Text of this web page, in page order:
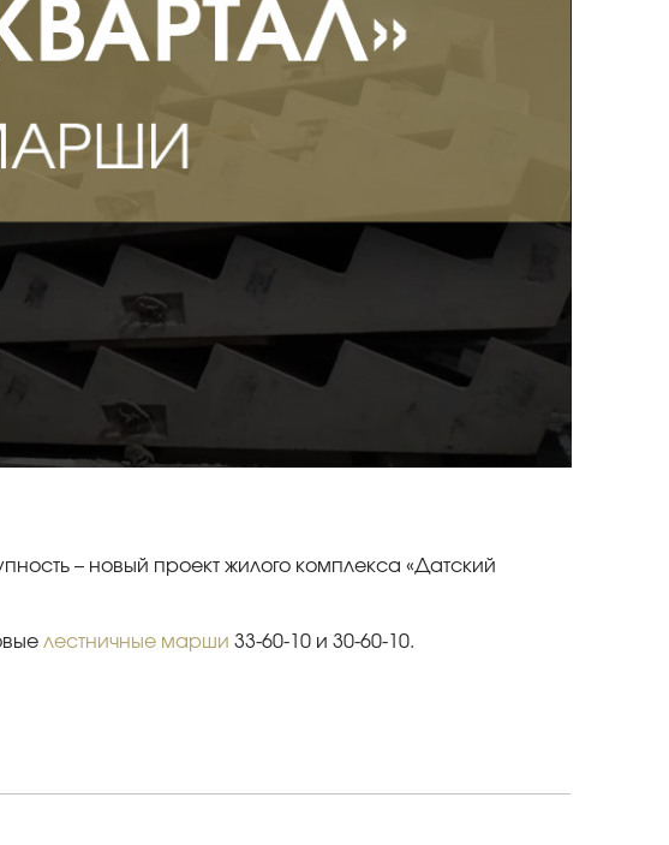
– новый проект жилого комплекса «Датский
лестничные марши 33-60-10 и 30-60-10.